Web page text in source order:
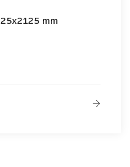
mm